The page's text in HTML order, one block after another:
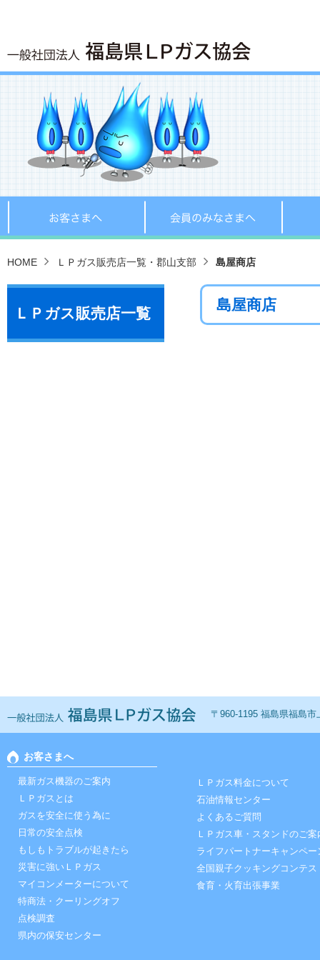
お客さまへ 会員の
HOME ＬＰガス販売店一覧・郡山支部 島屋商店
島屋商店
ＬＰガス販売店一覧
一般社団法人 福島ＬＰ
〒960-1195 福島県福島
お客さまへ
最新ガス機器のご案内
ＬＰガスとは
ガスを安全に使う為に
日常の安全点検
もしもトラブルが起きたら
災害に強いＬＰガス
マイコンメーターについて
特商法・クーリングオフ
点検調査
県内の保安センター
ＬＰガス料金について
石油情報センター
よくあるご質問
ＬＰガス車・スタンドのご案
ライフパートナーキャンペー
全国親子クッキングコンテス
食育・火育出張事業